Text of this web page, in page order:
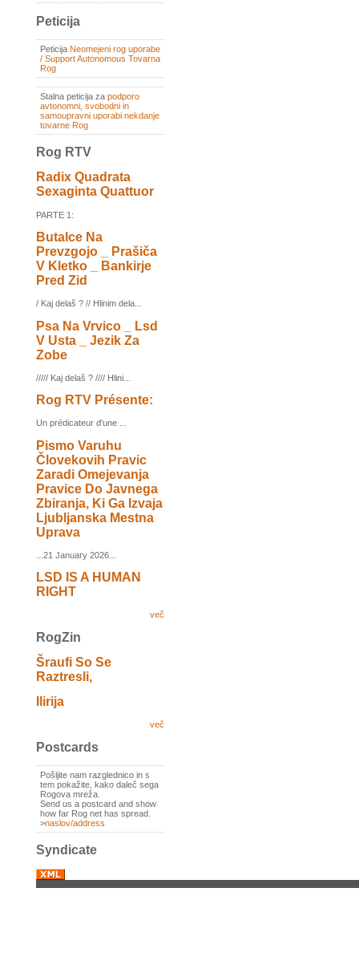
Peticija
Peticija Neomejeni rog uporabe
/ Support Autonomous Tovarna
Rog
Stalna peticija za podporo
avtonomni, svobodni in
samoupravni uporabi nekdanje
tovarne Rog
Rog RTV
Radix Quadrata
Sexaginta Quattuor
PARTE 1:
Butalce Na
Prevzgojo _ Prašiča
V Kletko _ Bankirje
Pred Zid
/ Kaj delaš ? // Hlinim dela...
Psa Na Vrvico _ Lsd
V Usta _ Jezik Za
Zobe
///// Kaj delaš ? //// Hlini...
Rog RTV Présente:
Un prédicateur d'une ...
Pismo Varuhu
Človekovih Pravic
Zaradi Omejevanja
Pravice Do Javnega
Zbiranja, Ki Ga Izvaja
Ljubljanska Mestna
Uprava
...21 January 2026...
LSD IS A HUMAN
RIGHT
več
RogZin
Šraufi So Se
Raztresli,
Ilirija
več
Postcards
Pošljite nam razglednico in s
tem pokažite, kako daleč sega
Rogova mreža.
Send us a postcard and show
how far Rog net has spread.
>naslov/address
Syndicate